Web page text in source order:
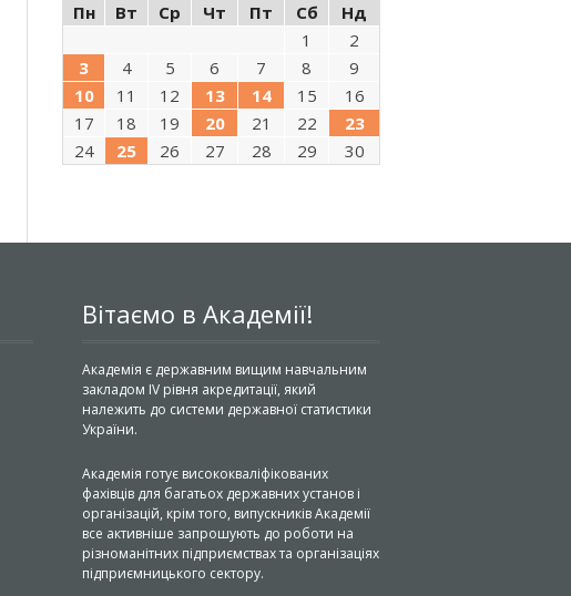
Пн
Вт Ср Чт Пт Сб
Нд
1
2
3
4 5 6 7 8
9
10
11 12 13 14 15
16
17
18 19 20 21 22
23
24
25 26 27 28 29 30
Вітаємо в Академії!
Академія є державним вищим навчальним
закладом IV рівня акредитації, який
належить до системи державної статистики
України.
Академія готує висококваліфікованих
фахівців для багатьох державних установ і
організацій, крім того, випускників Академії
все активніше запрошують до роботи на
різноманітних підприємствах та організаціях
підприємницького сектору.